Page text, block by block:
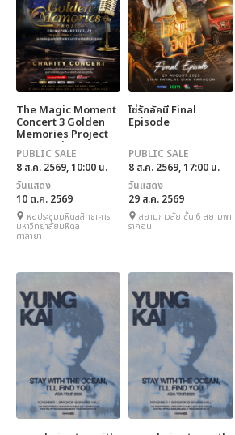
The Magic Moment
Concert 3 Golden
Memories Project
บทเพลงแห่งความทรง
จำ
PUBLIC SALE
8 ส.ค. 2569, 10:00 น.
วันแสดง
10 ต.ค. 2569
หอประชุมมหิดลสิทธาคาร
มหาวิทยาลัยมหิดล
ศาลายา
โซ่รักอัคนี Final
Episode
PUBLIC SALE
8 ส.ค. 2569, 17:00 น.
วันแสดง
29 ส.ค. 2569
สยามภาวลัย ชั้น 6 สยามพา
รากอน